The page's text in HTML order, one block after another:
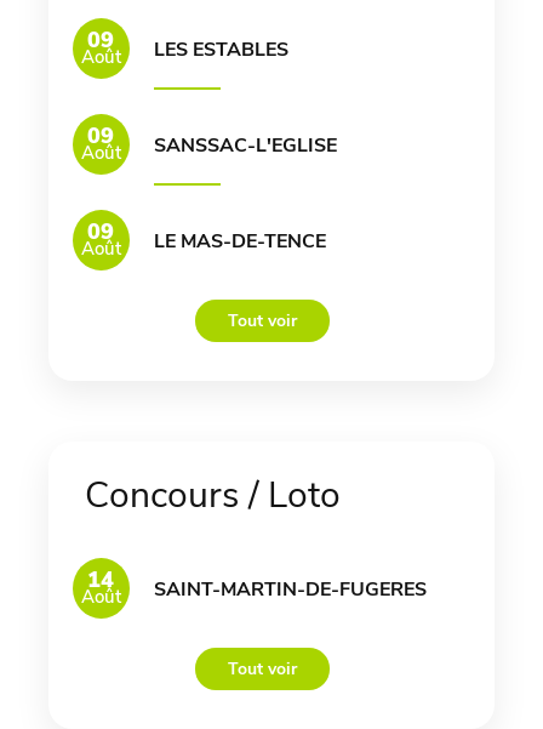
09
Août LES ESTABLES
09
Août SANSSAC-L'EGLISE
09
Août LE MAS-DE-TENCE
Tout voir
Concours / Loto
14
Août SAINT-MARTIN-DE-FUGERES
Tout voir